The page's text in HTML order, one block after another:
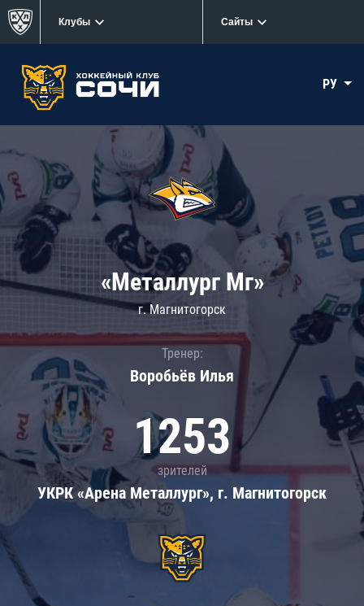
Клубы Сайты
РУ
«Металлург Мг»
г. Магнитогорск
Тренер:
Воробьёв Илья
1253
зрителей
УКРК «Арена Металлург», г. Магнитогорск